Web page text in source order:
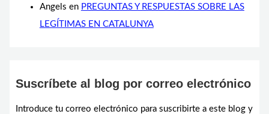
Angels en PREGUNTAS Y RESPUESTAS SOBRE LAS
LEGÍTIMAS EN CATALUNYA
Suscríbete al blog por correo electrónico
Introduce tu correo electrónico para suscribirte a este blog y